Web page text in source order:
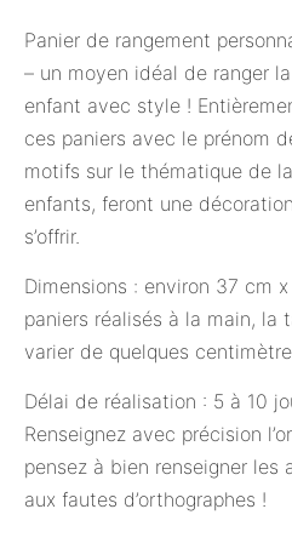
Panier de rangement
– un moyen idéal de ranger
enfant avec style !
ces paniers avec le prénom
motifs sur le thématique de
enfants, feront une
s’offrir.
Dimensions : environ 37 cm
paniers réalisés à la main, la
varier de quelques
Délai de réalisation : 5 à 10
Renseignez avec précision
pensez à bien renseigner
aux fautes d’orthographes !